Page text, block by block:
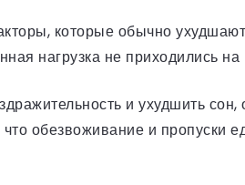
которые обычно
нагрузка не приходились
и ухудшить
обезвоживание и пропуски